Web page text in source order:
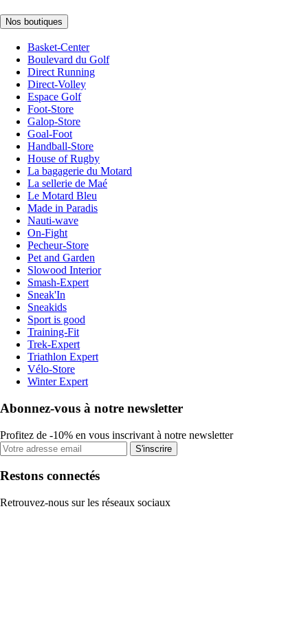
Nos boutiques
Basket-Center
Boulevard du Golf
Direct Running
Direct-Volley
Espace Golf
Foot-Store
Galop-Store
Goal-Foot
Handball-Store
House of Rugby
La bagagerie du Motard
La sellerie de Maé
Le Motard Bleu
Made in Paradis
Nauti-wave
On-Fight
Pecheur-Store
Pet and Garden
Slowood Interior
Smash-Expert
Sneak'In
Sneakids
Sport is good
Training-Fit
Trek-Expert
Triathlon Expert
Vélo-Store
Winter Expert
Abonnez-vous à notre newsletter
Profitez de -10% en vous inscrivant à notre newsletter
S'inscrire
Restons connectés
Retrouvez-nous sur les réseaux sociaux